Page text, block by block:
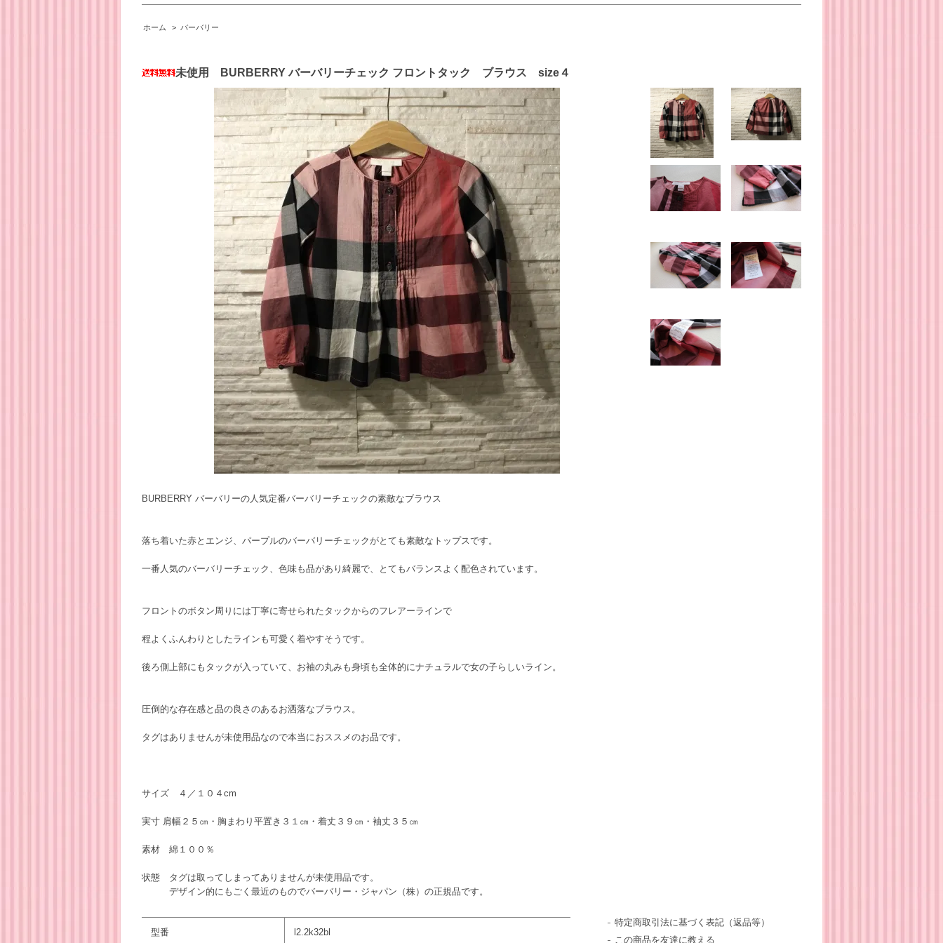
ホーム > バーバリー
未使用 BURBERRY バーバリーチェック フロントタック ブラウス size４
BURBERRY バーバリーの人気定番バーバリーチェックの素敵なブラウス
落ち着いた赤とエンジ、パープルのバーバリーチェックがとても素敵なトップスです。
一番人気のバーバリーチェック、色味も品があり綺麗で、とてもバランスよく配色されています。
フロントのボタン周りには丁寧に寄せられたタックからのフレアーラインで
程よくふんわりとしたラインも可愛く着やすそうです。
後ろ側上部にもタックが入っていて、お袖の丸みも身頃も全体的にナチュラルで女の子らしいライン。
圧倒的な存在感と品の良さのあるお洒落なブラウス。
タグはありませんが未使用品なので本当におススメのお品です。
サイズ ４／１０４cm
実寸 肩幅２５㎝・胸まわり平置き３１㎝・着丈３９㎝・袖丈３５㎝
素材 綿１００％
状態 タグは取ってしまってありませんが未使用品です。
デザイン的にもごく最近のものでバーバリー・ジャパン（株）の正規品です。
型番 l2.2k32bl
特定商取引法に基づく表記（返品等）
この商品を友達に教える